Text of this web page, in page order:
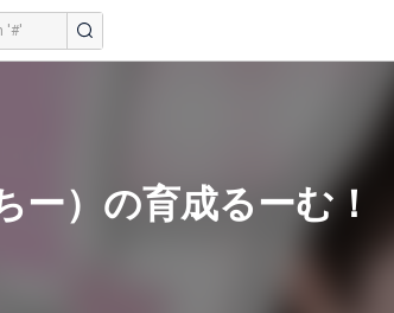
ー）の育成るーむ！